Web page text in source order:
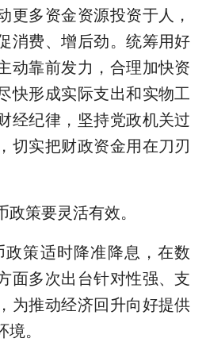
更多资金资源投资于人，
消费、增后劲。统筹用好
动靠前发力，合理加快资
快形成实际支出和实物工
经纪律，坚持党政机关过
切实把财政资金用在刀刃
策要灵活有效。
策适时降准降息，在数
面多次出台针对性强、支
为推动经济回升向好提供
。